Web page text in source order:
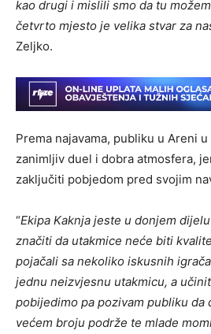
kao drugi i mislili smo da tu
četvrto mjesto je velika stvar za
Zeljko.
Prema najavama, publiku u Areni
zanimljiv duel i dobra atmosfera,
zaključiti pobjedom pred svojim
“Ekipa Kaknja jeste u donjem
značiti da utakmice neće biti
pojačali sa nekoliko iskusnih
jednu neizvjesnu utakmicu, a
pobijedimo pa pozivam publiku da
većem broju podrže te mlade